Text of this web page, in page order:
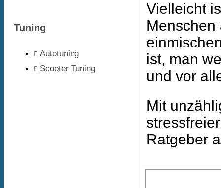
Vielleicht
Menschen
ist, man
und vor
Mit
Ratgeber
Tuning
Autotuning
Scooter Tuning